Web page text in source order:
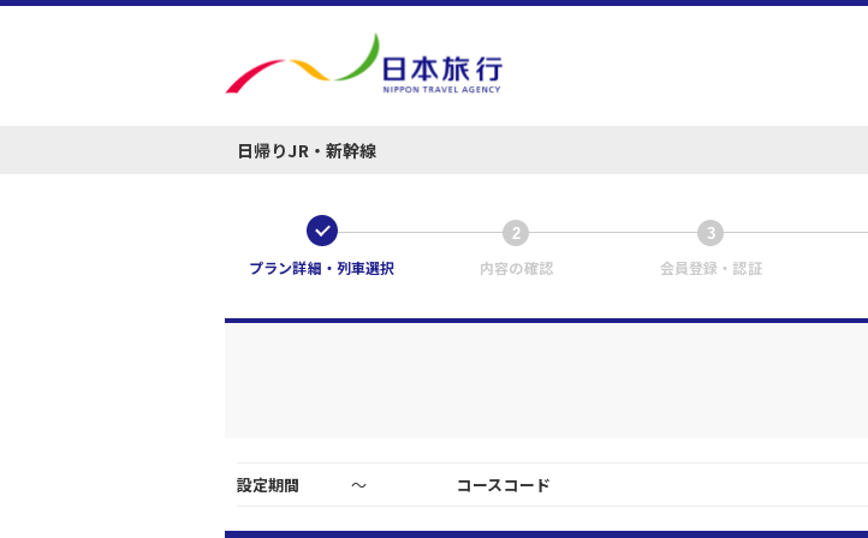
日帰りJR・新幹線
1
プラン詳細・列車選択
2
内容の確認
3
会員登録・認証
設定期間 ～ コースコード